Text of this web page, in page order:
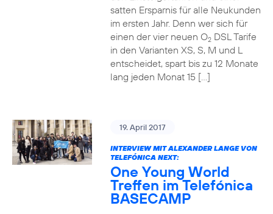
satten Ersparnis für alle Neukunden
im ersten Jahr. Denn wer sich für
einen der vier neuen O2DSL Tarife
in den Varianten XS, S, M und L
entscheidet, spart bis zu 12 Monate
lang jeden Monat 15 […]
19. April 2017
INTERVIEW MIT ALEXANDER LANGE VON
TELEFÓNICA NEXT:
One Young World
Treffen im Telefónica
BASECAMP